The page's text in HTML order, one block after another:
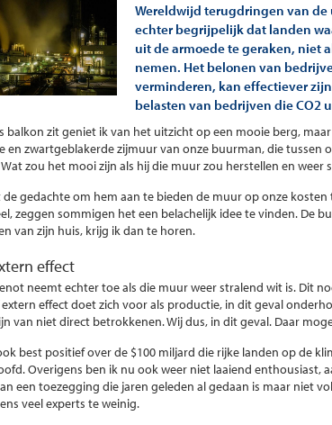
Wereldwijd terugdringen van de
echter begrijpelijk dat landen
uit de armoede te geraken, niet
nemen. Het belonen van
verminderen, kan effectiever
belasten van bedrijven die CO2
balkon zit geniet ik van het uitzicht op een mooie berg,
en zwartgeblakerde zijmuur van onze buurman, die tussen
zou het mooi zijn als hij die muur zou herstellen en weer
de gedachte om hem aan te bieden de muur op onze
zeggen sommigen het een belachelijk idee te vinden. De
van zijn huis, krijg ik dan te horen.
effect
neemt echter toe als die muur weer stralend wit is. Dit
extern effect doet zich voor als productie, in dit geval
van niet direct betrokkenen. Wij dus, in dit geval. Daar
best positief over de $100 miljard die rijke landen op de
Overigens ben ik nu ook weer niet laaiend enthousiast,
een toezegging die jaren geleden al gedaan is maar niet
veel experts te weinig.